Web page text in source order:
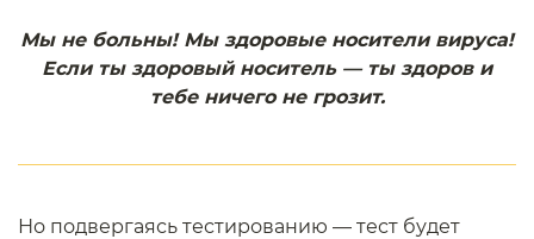
Мы не больны! Мы здоровые носители вируса!
Если ты здоровый носитель — ты здоров и
тебе ничего не грозит.
Но подвергаясь тестированию — тест будет